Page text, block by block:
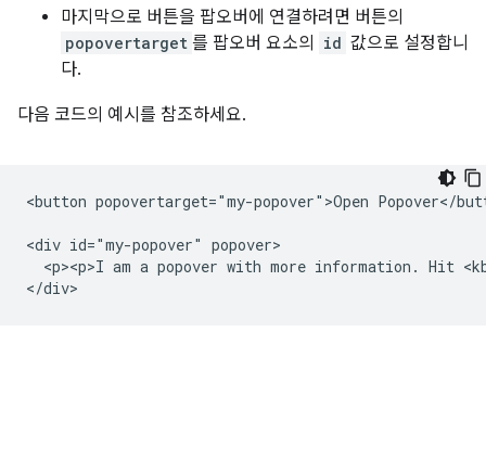
마지막으로 버튼을 팝오버에 연결하려면 버튼의
popovertarget 를 팝오버 요소의 id 값으로 설정합니
다.
다음 코드의 예시를 참조하세요.
<button popovertarget="my-popover">Open Popover</
<div id="my-popover" popover>
<p><p>I am a popover with more information. Hit